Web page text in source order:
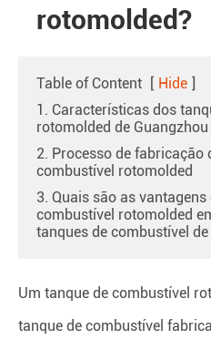
rotomolded?
Table of Content [ Hide ]
1. Características dos
rotomolded de Guangzhou
2. Processo de fabricação
combustível rotomolded
3. Quais são as
combustível rotomolded
tanques de combustível
Um tanque de combustível
tanque de combustível